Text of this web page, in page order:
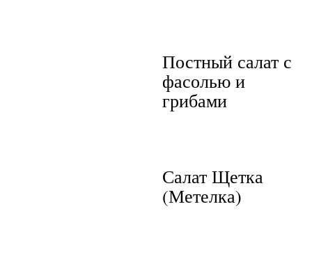
Постный салат с
фасолью и
грибами
Салат Щетка
(Метелка)